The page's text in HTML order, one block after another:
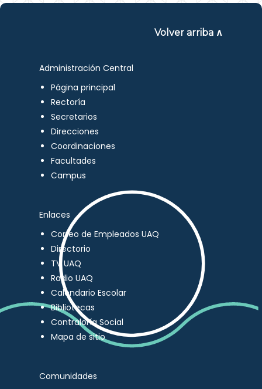
Volver arriba ∧
Administración Central
Página principal
Rectoría
Secretarios
Direcciones
Coordinaciones
Facultades
Campus
Enlaces
Correo de Empleados UAQ
Directorio
TV UAQ
Radio UAQ
Calendario Escolar
Bibliotecas
Contraloría Social
Mapa de sitio
Comunidades